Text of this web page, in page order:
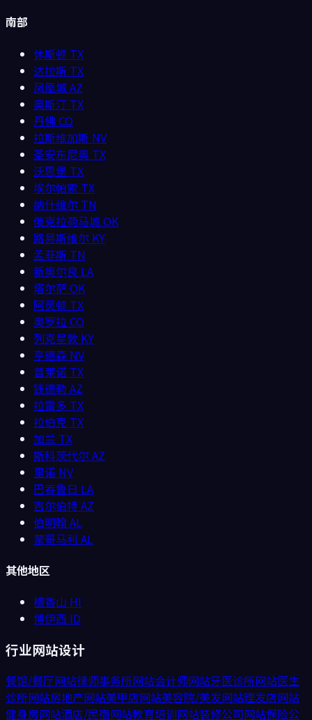
南部
休斯顿 TX
达拉斯 TX
凤凰城AZ
奥斯汀 TX
丹佛CO
拉斯维加斯 NV
圣安东尼奥 TX
沃思堡 TX
埃尔帕索 TX
纳什维尔 TN
俄克拉荷马城OK
路易斯维尔 KY
孟菲斯 TN
新奥尔良 LA
塔尔萨OK
阿灵顿 TX
奥罗拉CO
列克星敦 KY
亨德森 NV
普莱诺 TX
钱德勒 AZ
拉雷多 TX
拉伯克 TX
加兰 TX
斯科茨代尔AZ
里诺 NV
巴吞鲁日 LA
吉尔伯特 AZ
伯明翰 AL
蒙哥马利 AL
其他地区
檀香山 HI
博伊西 ID
行业网站设计
餐馆/餐厅网站律师事务所网站会计师网站牙医诊所网站医生
诊所网站房地产网站美甲店网站美容院/美发网站理发店网站
健身房网站酒店/民宿网站教育培训网站装修公司网站保险公